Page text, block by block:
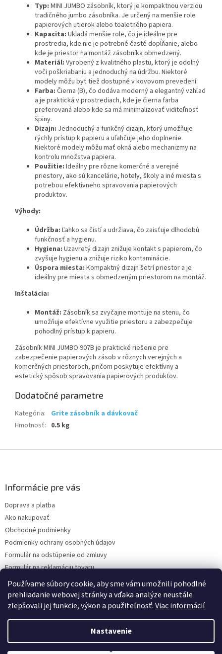
Používame súbory cookie, aby sme vám umožnili pohodlné
prehliadanie webovej stránky a vďaka analýze neustále
zlepšovali jej funkcie, výkon a použiteľnosť.Viac informácií
Nastavenie
Typ: MINI JUMBO zásobník, ktorý je kompaktnou verziou
tradičného jumbo zásobníka. Je určený na menšie role
papierových utierok alebo toaletného papiera.
Kapacita: Ukladá menšie role, čo je ideálne pre
prostredia, kde nie je potrebné časté dopĺňanie, alebo
kde je priestor na montáž zásobníka obmedzený.
Materiál: Vyrobený z kvalitného plastu, ktorý je odolný
voči poškriabaniu a jednoduchý na údržbu. Niektoré
modely môžu byť tiež dostupné v kovovom prevedení.
Farba: Čierna (B), čo dodáva moderný a elegantný vzhľad
a je praktická v prostrediach, kde je čierna farba
preferovaná alebo kde sa má minimalizovať viditeľnosť
špiny.
Dizajn: Jednoduchý a funkčný dizajn, ktorý umožňuje
rýchly prístup k papieru a uľahčuje jeho doplnenie.
Niektoré modely môžu mať okná alebo mechanizmy na
kontrolu množstva papiera.
Použitie: Ideálny pre rôzne komerčné a verejné
priestory, ako sú kancelárie, hotely, školy a iné miesta s
potrebou efektívneho spravovania papierových
produktov.
Výhody:
Údržba: Ľahko sa čistí a udržiava, čo zaisťuje dlhodobú
funkčnosť a hygienu.
Hygiena: Uzavretý dizajn znižuje kontakt s papierom, čo
zvyšuje hygienu a znižuje riziko kontaminácie.
Úspora miesta: Kompaktný dizajn šetrí priestor a je
ideálny pre miesta s obmedzeným priestorom na montáž.
Inštalácia:
Montáž: Zásobník sa zvyčajne montuje na stenu, čo
umožňuje efektívne využitie priestoru a zabezpečuje
pohodlný prístup k papieru.
Zásobník MINI JUMBO 907B je praktické riešenie pre
zabezpečenie papierových zásob v rôznych verejných a
komerčných priestoroch, pričom poskytuje efektívny a
estetický spôsob spravovania papierových produktov.
Dodatočné parametre
Kategória:
Grite zásobník a dávkovač
Hmotnosť: 0.5 kg
Informácie pre vás
Doprava a platba
Ako nakupovať
Obchodné podmienky
Podmienky ochrany osobných údajov
Formulár na odstúpenie od zmluvy
Formulár na reklamáciu tovaru
Kontakty